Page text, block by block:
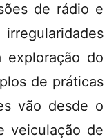
de rádio e
exploração do
de práticas
vão desde o
veiculação de